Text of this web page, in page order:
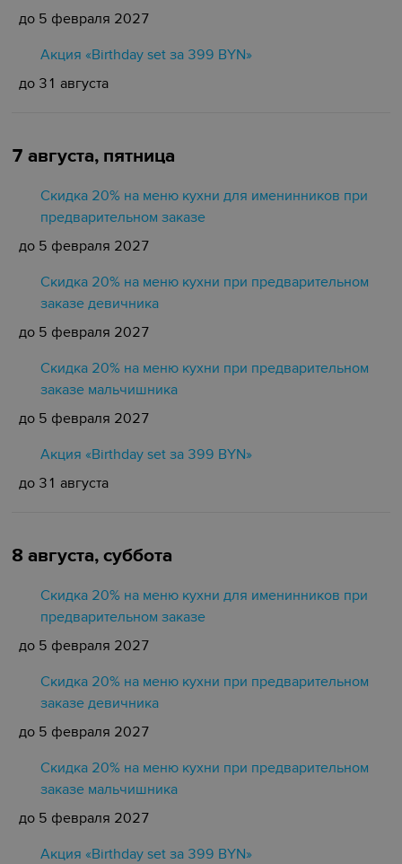
до 5 февраля 2027
Акция «Birthday set за 399 BYN»
до 31 августа
7 августа, пятница
Скидка 20% на меню кухни для именинников при
предварительном заказе
до 5 февраля 2027
Скидка 20% на меню кухни при предварительном
заказе девичника
до 5 февраля 2027
Скидка 20% на меню кухни при предварительном
заказе мальчишника
до 5 февраля 2027
Акция «Birthday set за 399 BYN»
до 31 августа
8 августа, суббота
Скидка 20% на меню кухни для именинников при
предварительном заказе
до 5 февраля 2027
Скидка 20% на меню кухни при предварительном
заказе девичника
до 5 февраля 2027
Скидка 20% на меню кухни при предварительном
заказе мальчишника
до 5 февраля 2027
Акция «Birthday set за 399 BYN»